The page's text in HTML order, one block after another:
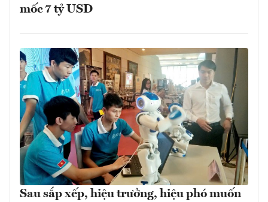
mốc 7 tỷ USD
Sau sắp xếp, hiệu trưởng, hiệu phó muốn